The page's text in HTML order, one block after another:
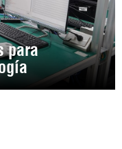
para